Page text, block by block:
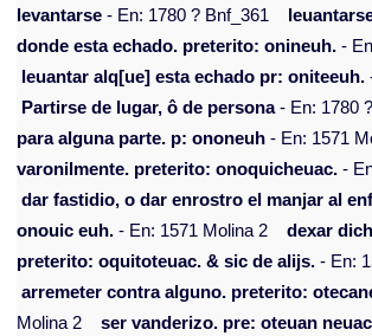
levantarse - En: 1780 ? Bnf_361
donde esta echado. preterito: onineuh. -
leuantar alq[ue] esta echado pr: oniteeuh.
Partirse de lugar, ô de persona- En: 1780
para alguna parte. p: ononeuh - En: 1571
varonilmente. preterito: onoquicheuac. -
dar fastidio, o dar enrostro el manjar al
onouic euh. - En: 1571 Molina 2
dexar
preterito: oquitoteuac. & sic de alijs. - En:
arremeter contra alguno. preterito:
Molina 2
ser vanderizo. pre: oteuan